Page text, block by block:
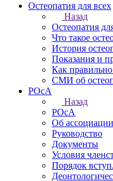
Остеопатия для всех
Назад
Остеопатия
Что такое
История
Показания и
Как
СМИ об
РОсА
Назад
РОсА
Об ассоциации
Руководство
Документы
Условия
Порядок